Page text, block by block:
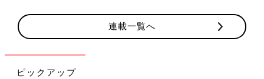
連載一覧へ
ピックアップ